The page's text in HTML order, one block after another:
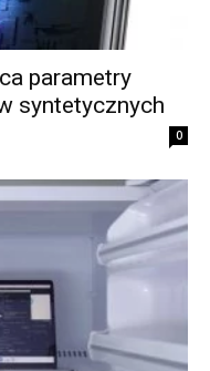
parametry
syntetycznych
0